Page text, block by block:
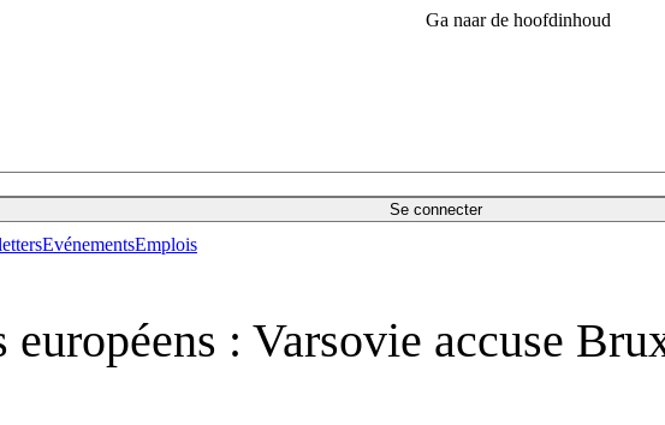
Ga naar de hoofdinhoud
Se connecter
EvénementsEmplois
européens : Varsovie accuse